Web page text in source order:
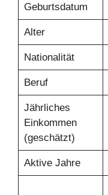
Geburtsdatum
Alter
Nationalität
Beruf
Jährliches
Einkommen
(geschätzt)
Aktive Jahre